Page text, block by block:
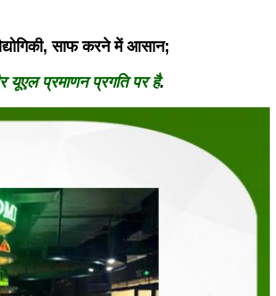
साफ करने में आसान;
प्रमाणन प्रगति पर है.